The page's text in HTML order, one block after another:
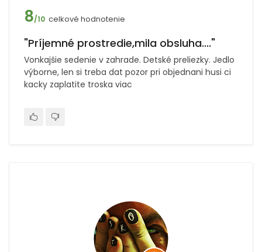
8/10 celkové hodnotenie
"Príjemné prostredie,mila obsluha...."
Vonkajšie sedenie v zahrade. Detské preliezky. Jedlo
výborne, len si treba dat pozor pri objednani husi ci
kacky zaplatite troska viac